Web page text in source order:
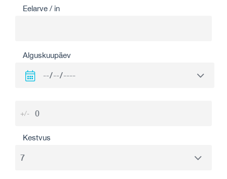
Eelarve / in
Alguskuupäev
+/-
Kestvus